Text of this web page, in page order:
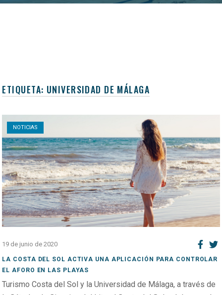
ETIQUETA: UNIVERSIDAD DE MÁLAGA
NOTICIAS
Open post
19 de junio de 2020
LA COSTA DEL SOL ACTIVA UNA APLICACIÓN PARA CONTROLAR
EL AFORO EN LAS PLAYAS
Turismo Costa del Sol y la Universidad de Málaga, a través de